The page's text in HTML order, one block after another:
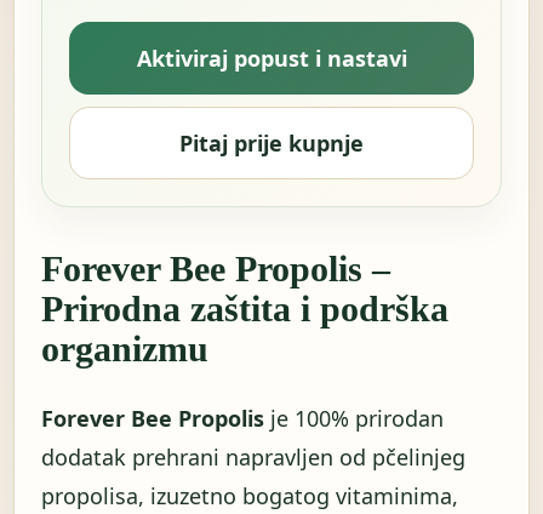
Aktiviraj popust i nastavi
Pitaj prije kupnje
Forever Bee Propolis –
Prirodna zaštita i podrška
organizmu
Forever Bee Propolis je 100% prirodan
dodatak prehrani napravljen od pčelinjeg
propolisa, izuzetno bogatog vitaminima,